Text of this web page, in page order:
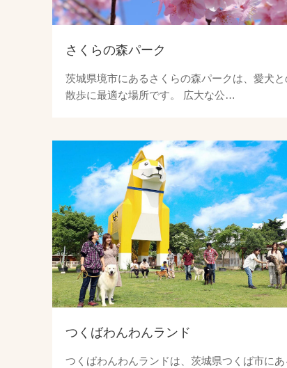
さくらの森パーク
茨城県境市にあるさくらの森パークは、愛犬と
散歩に最適な場所です。 広大な公…
つくばわんわんランド
つくばわんわんランドは、茨城県つくば市にあ